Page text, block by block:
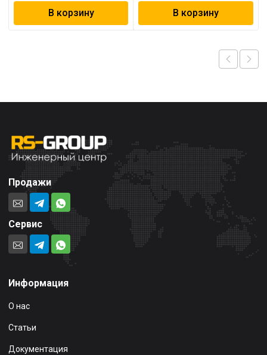
В корзину В корзину
Продажи
Сервис
Информация
О нас
Статьи
Документация